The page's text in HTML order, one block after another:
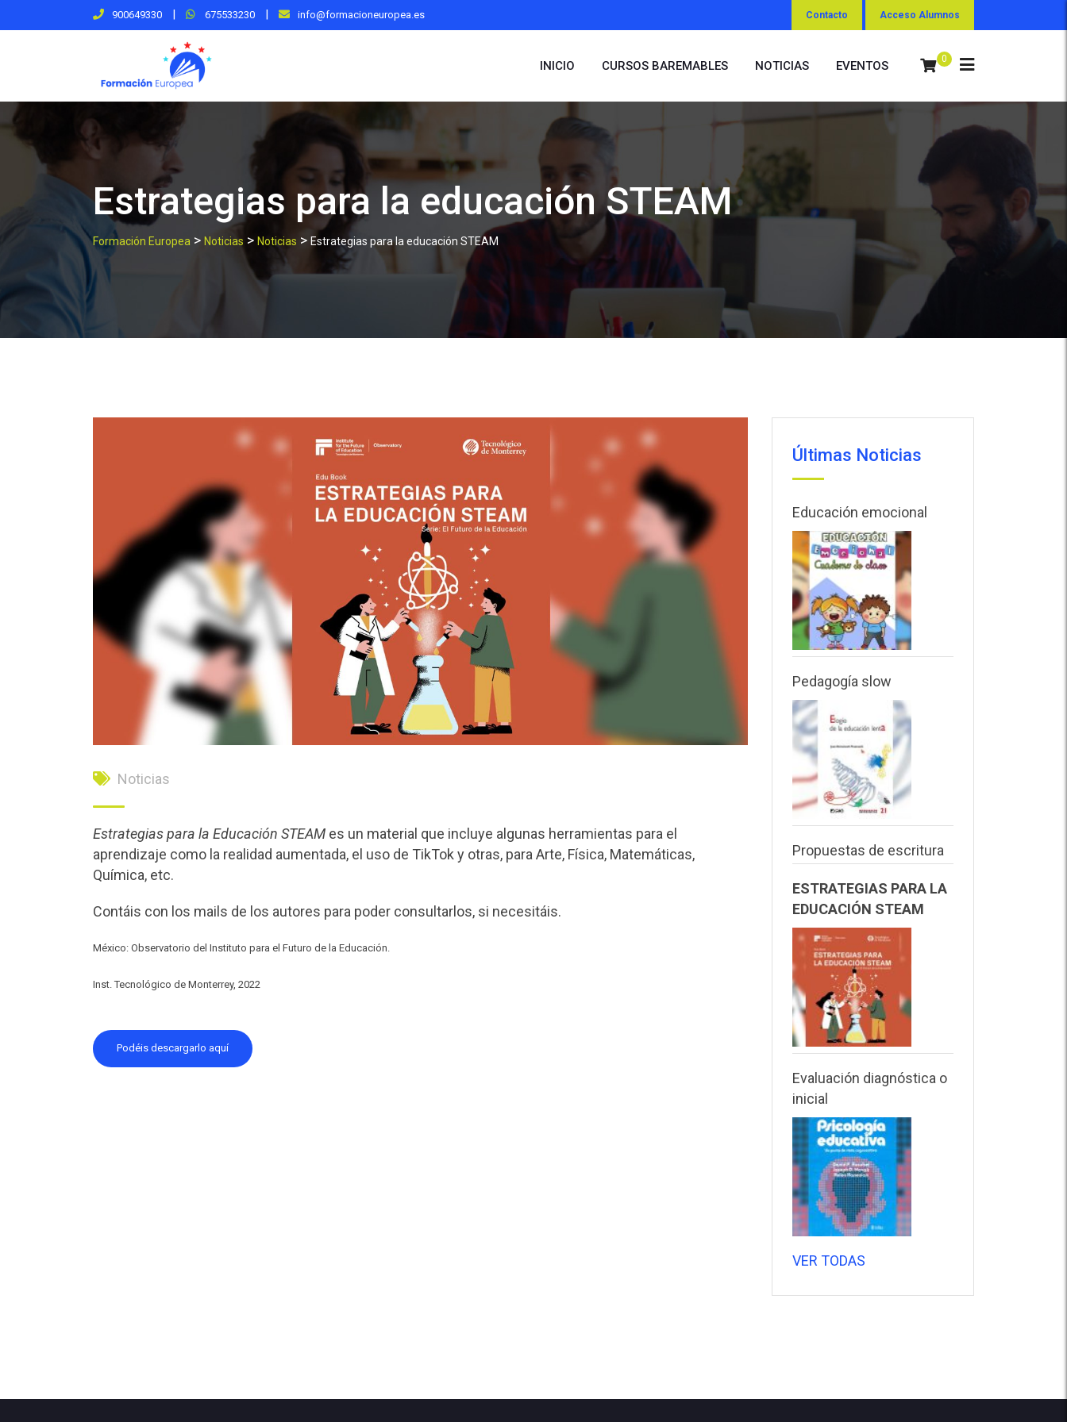
to
900649330 | 675533230 | info@formacioneuropea.es Contacto Acceso Alumnos
0
INICIO CURSOS BAREMABLES NOTICIAS EVENTOS
Estrategias para la educación STEAM
Formación Europea > Noticias > Noticias > Estrategias para la educación STEAM
Noticias
Estrategias para la Educación STEAM es un material que incluye algunas herramientas para el
aprendizaje como la realidad aumentada, el uso de TikTok y otras, para Arte, Física, Matemáticas,
Química, etc.
Contáis con los mails de los autores para poder consultarlos, si necesitáis.
México: Observatorio del Instituto para el Futuro de la Educación.
Inst. Tecnológico de Monterrey, 2022
Podéis descargarlo aquí
Últimas Noticias
Educación emocional
Pedagogía slow
Propuestas de escritura
ESTRATEGIAS PARA LA
EDUCACIÓN STEAM
Evaluación diagnóstica o
inicial
VER TODAS